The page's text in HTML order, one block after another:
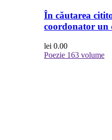
În căutarea
coordonator un
lei 0.00
Poezie 163 volume